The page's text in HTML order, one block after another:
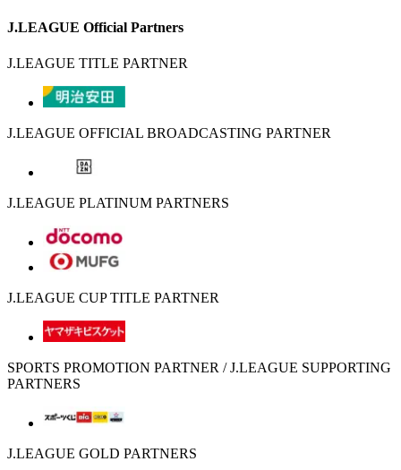
J.LEAGUE Official Partners
J.LEAGUE TITLE PARTNER
J.LEAGUE OFFICIAL BROADCASTING PARTNER
J.LEAGUE PLATINUM PARTNERS
J.LEAGUE CUP TITLE PARTNER
SPORTS PROMOTION PARTNER / J.LEAGUE SUPPORTING
PARTNERS
J.LEAGUE GOLD PARTNERS